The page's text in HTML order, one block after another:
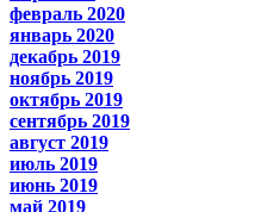
февраль 2020
январь 2020
декабрь 2019
ноябрь 2019
октябрь 2019
сентябрь 2019
август 2019
июль 2019
июнь 2019
май 2019